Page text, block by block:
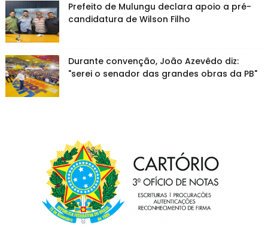
Prefeito de Mulungu declara apoio a pré-
candidatura de Wilson Filho
Durante convenção, João Azevêdo diz:
"serei o senador das grandes obras da PB"